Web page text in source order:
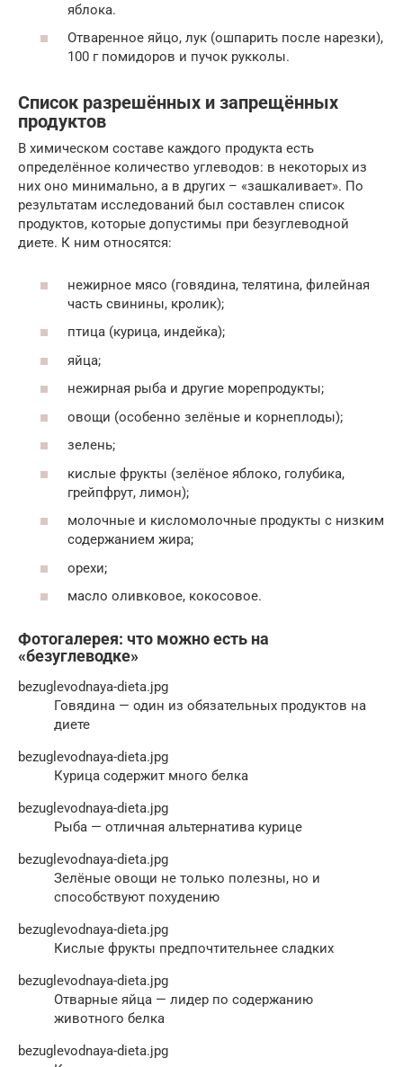
яблока.
Отваренное яйцо, лук (ошпарить после нарезки),
100 г помидоров и пучок рукколы.
Список разрешённых и запрещённых
продуктов
В химическом составе каждого продукта есть
определённое количество углеводов: в некоторых из
них оно минимально, а в других – «зашкаливает». По
результатам исследований был составлен список
продуктов, которые допустимы при безуглеводной
диете. К ним относятся:
нежирное мясо (говядина, телятина, филейная
часть свинины, кролик);
птица (курица, индейка);
яйца;
нежирная рыба и другие морепродукты;
овощи (особенно зелёные и корнеплоды);
зелень;
кислые фрукты (зелёное яблоко, голубика,
грейпфрут, лимон);
молочные и кисломолочные продукты с низким
содержанием жира;
орехи;
масло оливковое, кокосовое.
Фотогалерея: что можно есть на
«безуглеводке»
bezuglevodnaya-dieta.jpg
Говядина — один из обязательных продуктов на
диете
bezuglevodnaya-dieta.jpg
Курица содержит много белка
bezuglevodnaya-dieta.jpg
Рыба — отличная альтернатива курице
bezuglevodnaya-dieta.jpg
Зелёные овощи не только полезны, но и
способствуют похудению
bezuglevodnaya-dieta.jpg
Кислые фрукты предпочтительнее сладких
bezuglevodnaya-dieta.jpg
Отварные яйца — лидер по содержанию
животного белка
bezuglevodnaya-dieta.jpg